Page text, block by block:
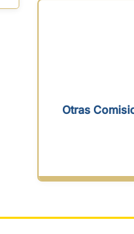
Otras